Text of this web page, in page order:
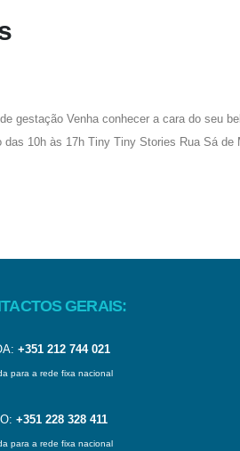
GERAIS:
+351 212 744 021
para a rede fixa nacional
+351 228 328 411
para a rede fixa nacional